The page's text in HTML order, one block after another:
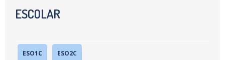
ESCOLAR
ESO1C ESO2C